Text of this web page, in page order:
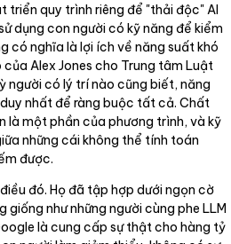
triển quy trình riêng để "thải độc" AI
dụng con người có kỹ năng để kiểm
có nghĩa là lợi ích về năng suất khó
Alex Jones cho Trung tâm Luật
người có lý trí nào cũng biết, năng
nhất để ràng buộc tất cả. Chất
là một phần của phương trình, và kỹ
những cái không thể tính toán
được.
đó. Họ đã tập hợp dưới ngọn cờ
giống như những người cùng phe LLM
là cung cấp sự thật cho hàng tỷ